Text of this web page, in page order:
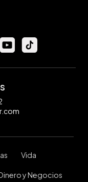
Vida
y Negocios